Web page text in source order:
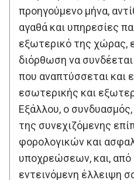
προηγούμενο μήνα,
αγαθά και υπηρεσίες
εξωτερικό της χώρας,
διόρθωση να
που αναπτύσσεται και
εσωτερικής και
Εξάλλου, ο
της συνεχιζόμενης
φορολογικών και
υποχρεώσεων, και, από
εντεινόμενη έλλειψη